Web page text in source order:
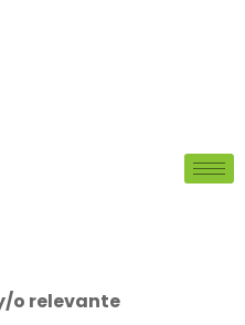
o relevante